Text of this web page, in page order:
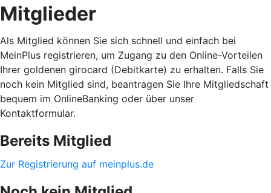
Mitglieder
Als Mitglied können Sie sich schnell und einfach bei
MeinPlus registrieren, um Zugang zu den Online-Vorteilen
Ihrer goldenen girocard (Debitkarte) zu erhalten. Falls Sie
noch kein Mitglied sind, beantragen Sie Ihre Mitgliedschaft
bequem im OnlineBanking oder über unser
Kontaktformular.
Bereits Mitglied
Zur Registrierung auf meinplus.de